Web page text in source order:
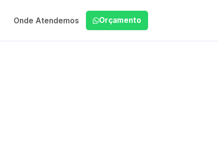
Onde Atendemos Orçamento